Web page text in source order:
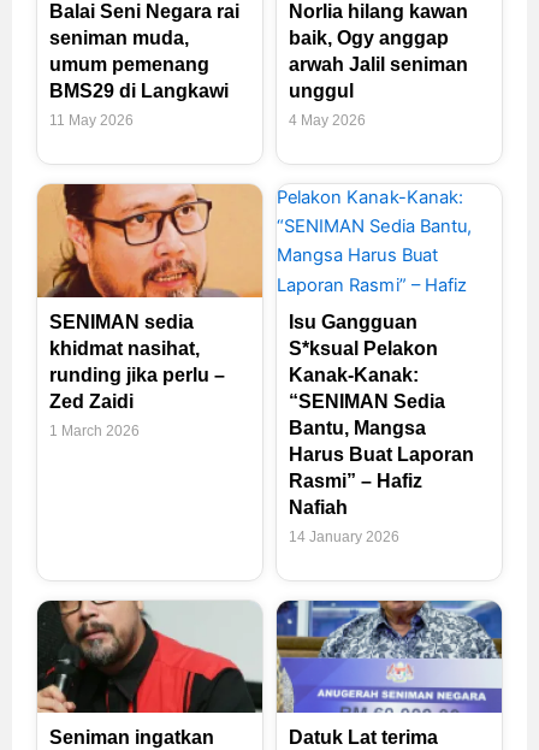
Balai Seni Negara rai
seniman muda,
umum pemenang
BMS29 di Langkawi
11 May 2026
Norlia hilang kawan
baik, Ogy anggap
arwah Jalil seniman
unggul
4 May 2026
SENIMAN sedia
khidmat nasihat,
runding jika perlu –
Zed Zaidi
1 March 2026
Isu Gangguan
S*ksual Pelakon
Kanak-Kanak:
“SENIMAN Sedia
Bantu, Mangsa
Harus Buat Laporan
Rasmi” – Hafiz
Nafiah
14 January 2026
Seniman ingatkan
Datuk Lat terima